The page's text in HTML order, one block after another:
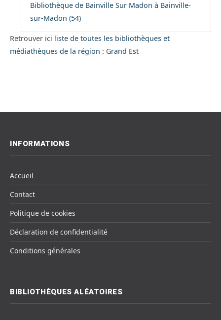
Bibliothèque de Bainville Sur Madon à Bainville-
sur-Madon (54)
Retrouver ici liste de toutes les bibliothèques et
médiathèques de la région : Grand Est
INFORMATIONS
Accueil
Contact
Politique de cookies
Déclaration de confidentialité
Conditions générales
BIBLIOTHÈQUES ALÉATOIRES